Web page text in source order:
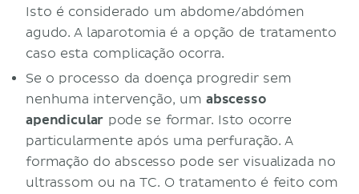
Isto é considerado um abdome/abdómen
agudo. A laparotomia é a opção de tratamento
caso esta complicação ocorra.
Se o processo da doença progredir sem
nenhuma intervenção, um abscesso
apendicular pode se formar. Isto ocorre
particularmente após uma perfuração. A
formação do abscesso pode ser visualizada no
ultrassom ou na TC. O tratamento é feito com